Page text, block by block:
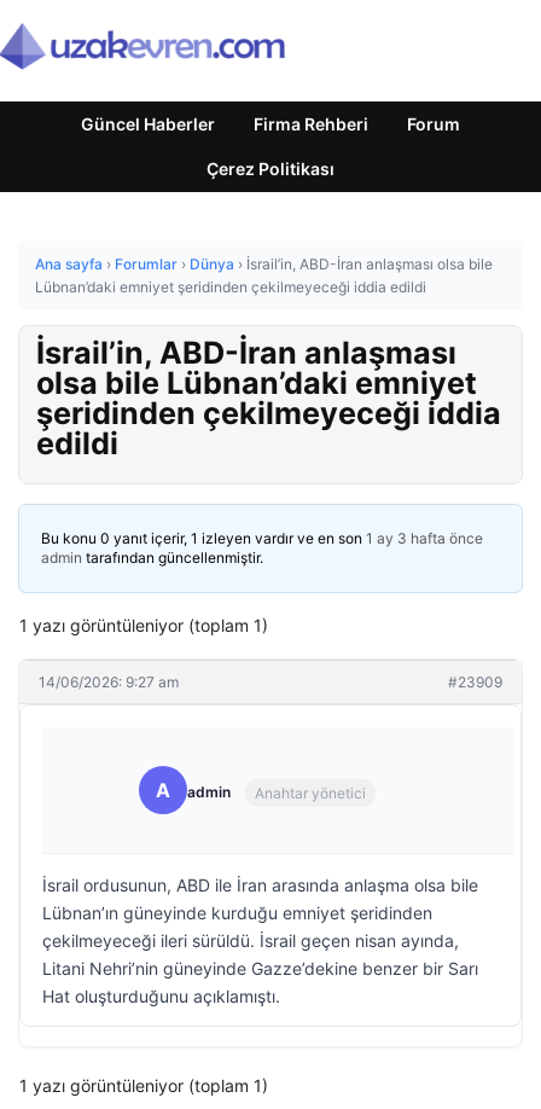
Güncel Haberler Firma Rehberi Forum
Çerez Politikası
Ana sayfa › Forumlar › Dünya › İsrail’in, ABD-İran anlaşması olsa bile
Lübnan’daki emniyet şeridinden çekilmeyeceği iddia edildi
İsrail’in, ABD-İran anlaşması
olsa bile Lübnan’daki emniyet
şeridinden çekilmeyeceği iddia
edildi
Bu konu 0 yanıt içerir, 1 izleyen vardır ve en son 1 ay 3 hafta önce
admin tarafından güncellenmiştir.
1 yazı görüntüleniyor (toplam 1)
14/06/2026: 9:27 am #23909
A admin Anahtar yönetici
İsrail ordusunun, ABD ile İran arasında anlaşma olsa bile
Lübnan’ın güneyinde kurduğu emniyet şeridinden
çekilmeyeceği ileri sürüldü. İsrail geçen nisan ayında,
Litani Nehri’nin güneyinde Gazze’dekine benzer bir Sarı
Hat oluşturduğunu açıklamıştı.
1 yazı görüntüleniyor (toplam 1)